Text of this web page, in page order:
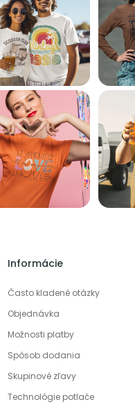
Informácie
Často kladené otázky
Objednávka
Možnosti platby
Spôsob dodania
Skupinové zľavy
Technológie potlače